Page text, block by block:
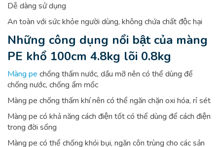
Dễ dàng sử dụng
An toàn với sức khỏe người dùng, không chứa chất độc hại
Những công dụng nổi bật của màng
PE khổ 100cm 4.8kg lõi 0.8kg
Màng pe chống thấm nước, dầu mỡ nên có thể dùng để
chống nước, chống ẩm mốc
Màng pe chống thấm khí nên có thể ngăn chặn oxi hóa, rỉ sét
Màng pe có khả năng cách điện tốt có thể dùng để cách điện
trong đời sống
Màng pe có thể chống khói bụi, ngăn côn trùng cho các sản